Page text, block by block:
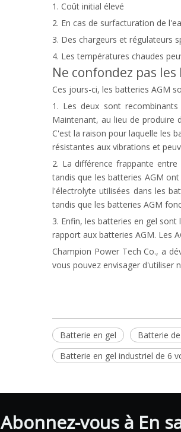
1. Coût initial élevé
2. En cas de surfacturation de
3. Des chargeurs et régulateurs
4. Les températures chaudes
Ne confondez pas
Ces jours-ci, les batteries AGM
1. Les deux sont
Maintenant, au lieu de produire
C'est la raison pour laquelle les
résistantes aux vibrations et
2. La différence frappante
tandis que les batteries AGM
l'électrolyte utilisées dans les
tandis que les batteries AGM
3. Enfin, les batteries en gel
rapport aux batteries AGM. Les
Champion Power Tech Co., a
vous pouvez envisager d'utiliser
Batterie en gel Batterie
Batterie en gel industriel de 6
Abonnez-vous à En